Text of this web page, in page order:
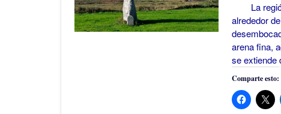
La región
alrededor
arena fina,
se extiende
Comparte esto: